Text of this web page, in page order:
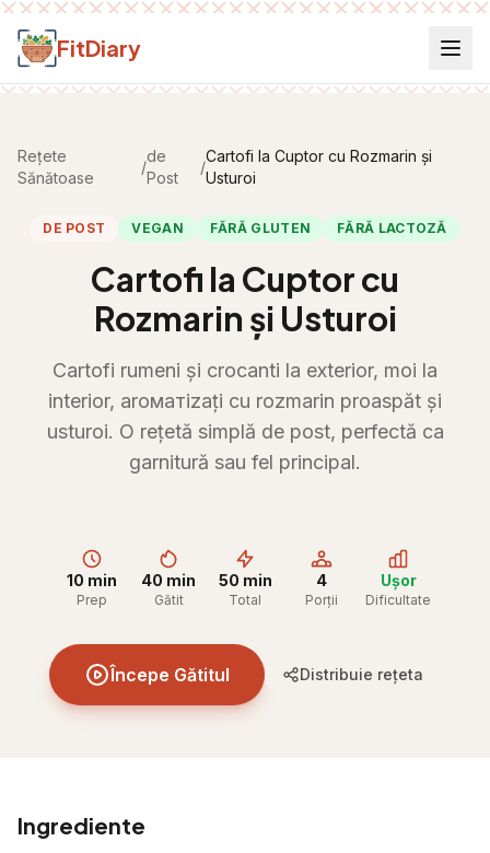
Salt la conținut
FitDiary
Rețete
Sănătoase
/
de
Post
/
Cartofi la Cuptor cu Rozmarin și
Usturoi
DE POST VEGAN FĂRĂ GLUTEN FĂRĂ LACTOZĂ
Cartofi la Cuptor cu
Rozmarin și Usturoi
Cartofi rumeni și crocanti la exterior, moi la
interior, aroматizați cu rozmarin proaspăt și
usturoi. O rețetă simplă de post, perfectă ca
garnitură sau fel principal.
10 min
Prep
40 min
Gătit
50 min
Total
4
Porții
Ușor
Dificultate
Începe Gătitul Distribuie rețeta
Ingrediente